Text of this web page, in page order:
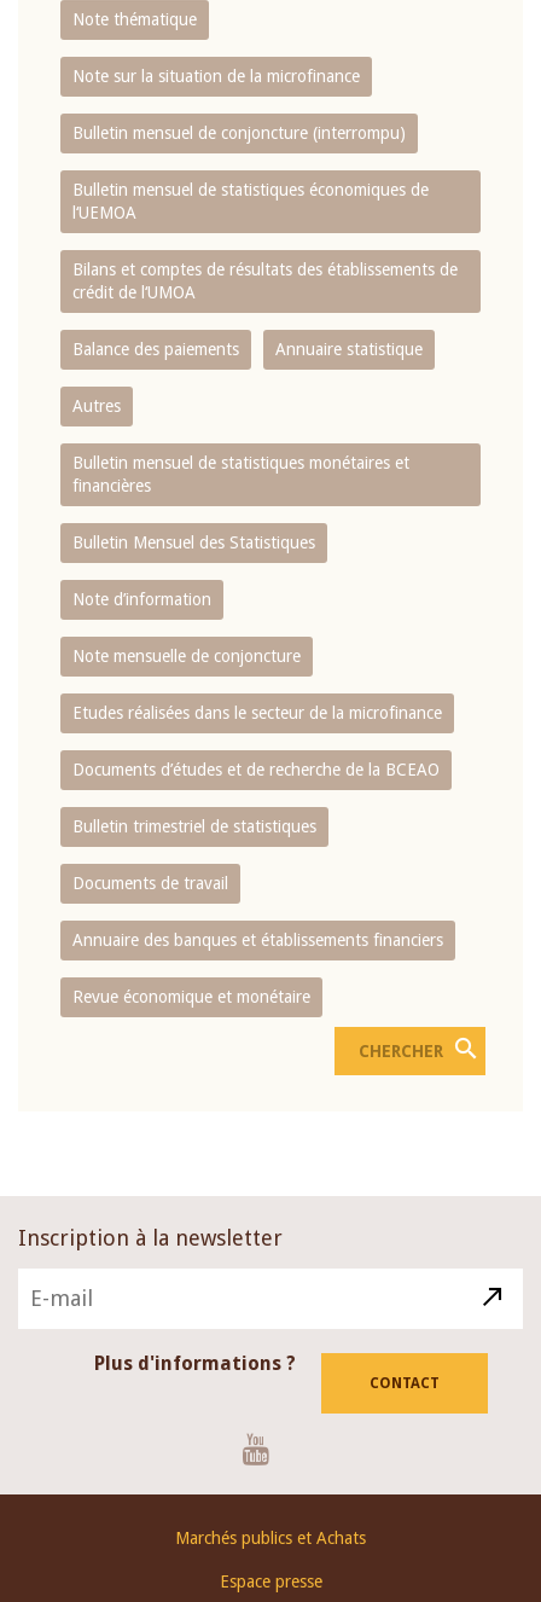
Note thématique
Note sur la situation de la microfinance
Bulletin mensuel de conjoncture (interrompu)
Bulletin mensuel de statistiques économiques de
l‘UEMOA
Bilans et comptes de résultats des établissements de
crédit de l‘UMOA
Balance des paiements Annuaire statistique
Autres
Bulletin mensuel de statistiques monétaires et
financières
Bulletin Mensuel des Statistiques
Note d’information
Note mensuelle de conjoncture
Etudes réalisées dans le secteur de la microfinance
Documents d’études et de recherche de la BCEAO
Bulletin trimestriel de statistiques
Documents de travail
Annuaire des banques et établissements financiers
Revue économique et monétaire
Inscription à la newsletter
Plus d'informations ?
CONTACT
Marchés publics et Achats
Espace presse